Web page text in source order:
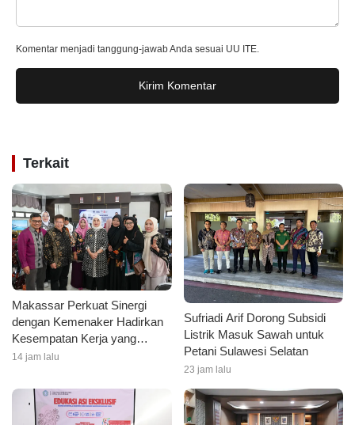
Komentar menjadi tanggung-jawab Anda sesuai UU ITE.
Kirim Komentar
Terkait
Makassar Perkuat Sinergi
dengan Kemenaker Hadirkan
Kesempatan Kerja yang
Inklusif dan Berkeadilan
14 jam lalu
Sufriadi Arif Dorong Subsidi
Listrik Masuk Sawah untuk
Petani Sulawesi Selatan
23 jam lalu